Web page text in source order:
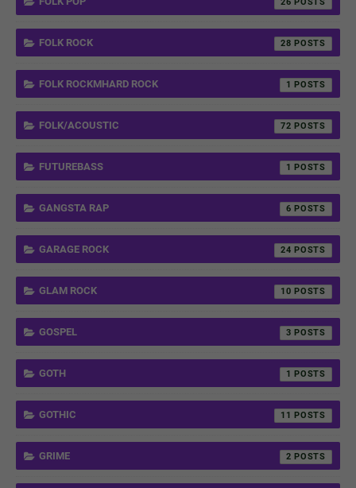
FOLK ROCK 28
FOLK ROCKMHARD ROCK 1
FOLK/ACOUSTIC 72
FUTUREBASS 1
GANGSTA RAP 6
GARAGE ROCK 24
GLAM ROCK 10
GOSPEL 3
GOTH 1
GOTHIC 11
GRIME 2